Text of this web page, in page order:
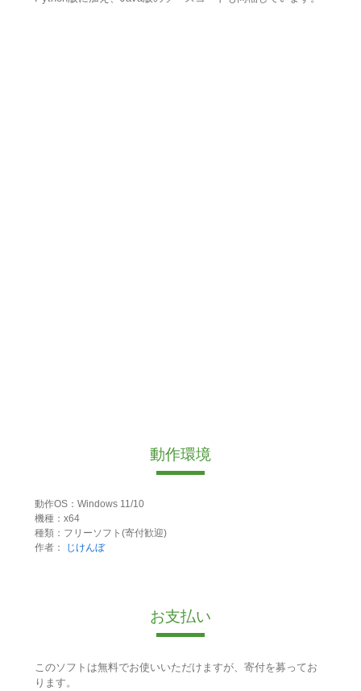
動作環境
動作OS：Windows 11/10
機種：x64
種類：フリーソフト(寄付歓迎)
作者：
じけんぼ
お支払い
このソフトは無料でお使いいただけますが、寄付を募ってお
ります。